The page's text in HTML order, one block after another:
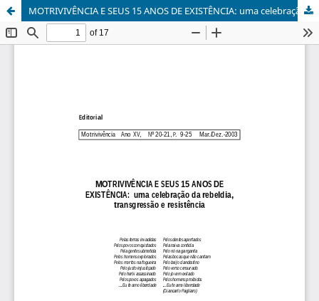
MOTRIVIVÊNCIA E SEUS 15 ANOS DE EXISTÊNCIA: uma celebração da rebeldia, transgressão e resistência